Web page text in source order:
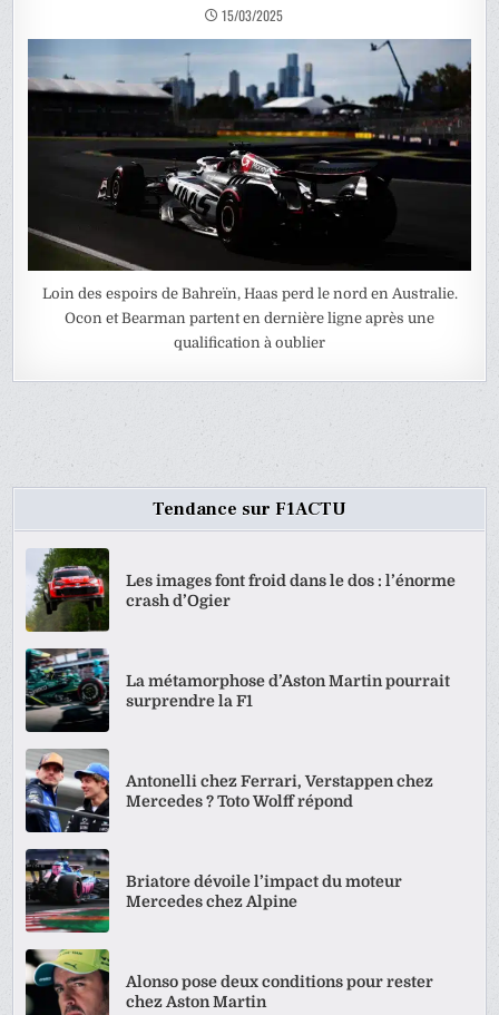
15/03/2025
Loin des espoirs de Bahreïn, Haas perd le nord en Australie.
Ocon et Bearman partent en dernière ligne après une
qualification à oublier
Tendance sur F1ACTU
Les images font froid dans le dos : l’énorme
crash d’Ogier
La métamorphose d’Aston Martin pourrait
surprendre la F1
Antonelli chez Ferrari, Verstappen chez
Mercedes ? Toto Wolff répond
Briatore dévoile l’impact du moteur
Mercedes chez Alpine
Alonso pose deux conditions pour rester
chez Aston Martin